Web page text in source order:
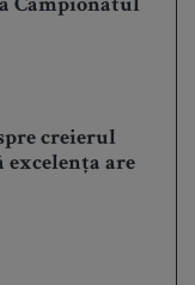
Campionatul
creierul
are